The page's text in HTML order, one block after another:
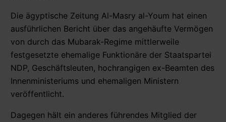
Die ägyptische Zeitung Al-Masry al-Youm hat einen
ausführlichen Bericht über das angehäufte Vermögen
von durch das Mubarak-Regime mittlerweile
festgesetzte ehemalige Funktionäre der Staatspartei
NDP, Geschäftsleuten, hochrangigen ex-Beamten des
Innenministeriums und ehemaligen Ministern
veröffentlicht.
Dagegen hält ein anderes führendes Mitglied der